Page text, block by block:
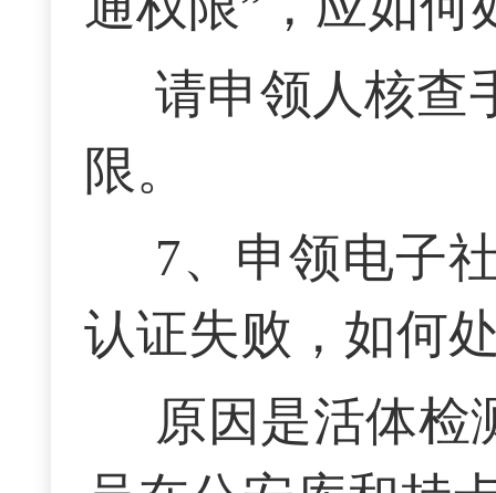
请申领人核查
限。
7、 申领电子
认证失败，如何
原因是活体检